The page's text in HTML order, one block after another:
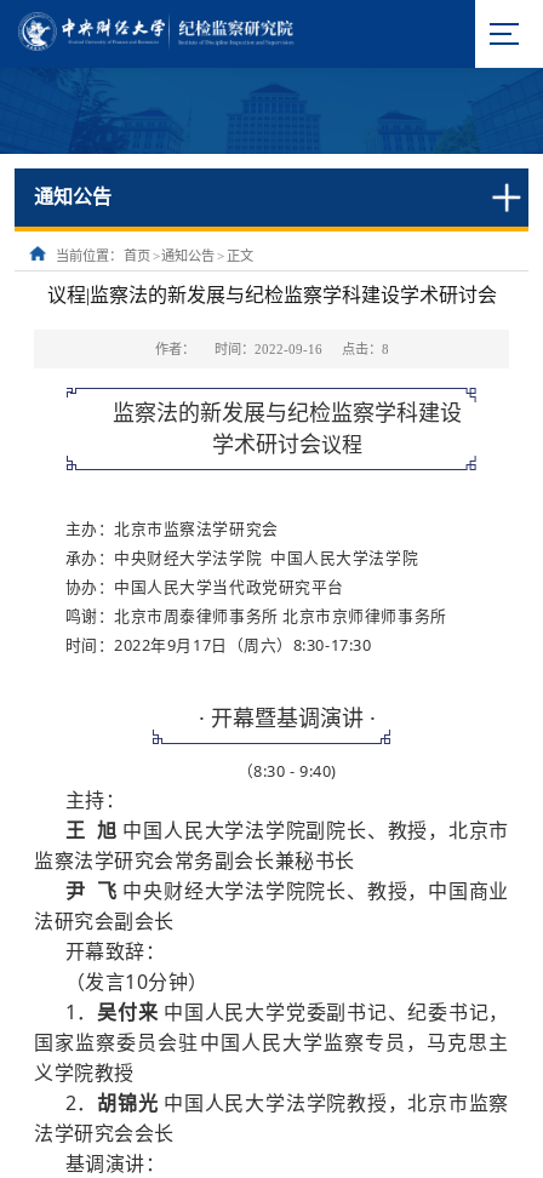
通知公告
当前位置： 首页>通知公告> 正文
议程|监察法的新发展与纪检监察学科建设学术研讨会
作者： 时间：2022-09-16 点击： 8
监察法的新发展与纪检监察学科建设
学术研讨会议程
主办：北京市监察法学研究会
承办：中央财经大学法学院 中国人民大学法学院
协办：中国人民大学当代政党研究平台
鸣谢：北京市周泰律师事务所 北京市京师律师事务所
时间：2022年9月17日（周六）8:30-17:30
· 开幕暨基调演讲 ·
（8:30 - 9:40)
主持：
王 旭 中国人民大学法学院副院长、教授，北京市
监察法学研究会常务副会长兼秘书长
尹 飞 中央财经大学法学院院长、教授，中国商业
法研究会副会长
开幕致辞：
（发言10分钟）
1．吴付来中国人民大学党委副书记、纪委书记，
国家监察委员会驻中国人民大学监察专员，马克思主
义学院教授
2． 胡锦光 中国人民大学法学院教授，北京市监察
法学研究会会长
基调演讲：